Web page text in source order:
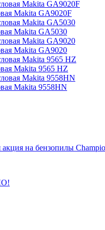
Makita GA9020F
Makita GA5030
Makita GA9020
Makita 9565 HZ
Makita 9558HN
на бензопилы